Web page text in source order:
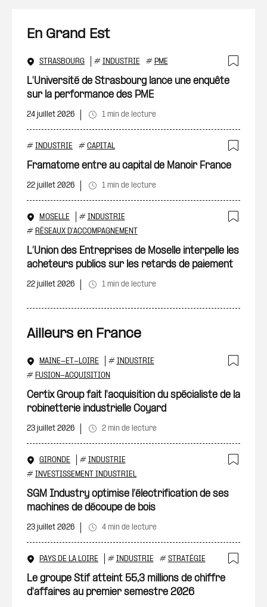
En Grand Est
STRASBOURG # INDUSTRIE # PME
L'Université de Strasbourg lance une enquête
sur la performance des PME
24 juillet 2026 1 min de lecture
# INDUSTRIE # CAPITAL
Framatome entre au capital de Manoir France
22 juillet 2026 1 min de lecture
MOSELLE # INDUSTRIE
# RÉSEAUX D'ACCOMPAGNEMENT
L’Union des Entreprises de Moselle interpelle les
acheteurs publics sur les retards de paiement
22 juillet 2026 1 min de lecture
Ailleurs en France
MAINE-ET-LOIRE # INDUSTRIE
# FUSION-ACQUISITION
Certix Group fait l'acquisition du spécialiste de la
robinetterie industrielle Coyard
23 juillet 2026 2 min de lecture
GIRONDE # INDUSTRIE
# INVESTISSEMENT INDUSTRIEL
SGM Industry optimise l’électrification de ses
machines de découpe de bois
23 juillet 2026 4 min de lecture
PAYS DE LA LOIRE # INDUSTRIE # STRATÉGIE
Le groupe Stif atteint 55,3 millions de chiffre
d'affaires au premier semestre 2026